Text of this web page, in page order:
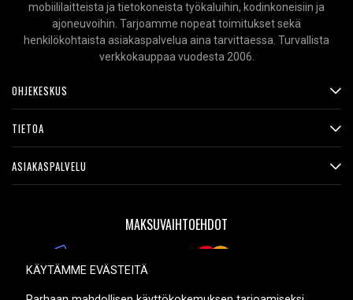
mobiililaitteista ja tietokoneista työkaluihin, kodinkoneisiin ja
ajoneuvoihin. Tarjoamme nopeat toimitukset sekä
henkilökohtaista asiakaspalvelua aina tarvittaessa. Turvallista
verkkokauppaa vuodesta 2006.
OHJEKESKUS
TIETOA
ASIAKASPALVELU
MAKSUVAIHTOEHDOT
KÄYTÄMME EVÄSTEITÄ